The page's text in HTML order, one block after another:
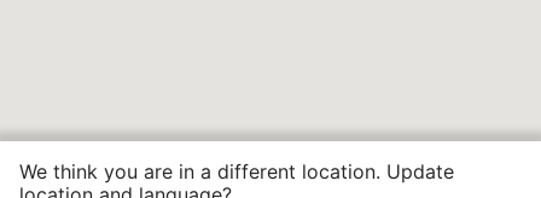
We think you are in a different location. Update